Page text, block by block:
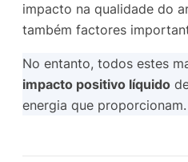
impacto na qualidade do
também factores
No entanto, todos estes
impacto positivo líquido
energia que proporcionam.